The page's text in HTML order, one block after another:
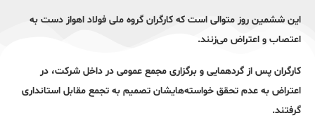
این ششمین روز متوالی است که کارگران گروه ملی فولاد اهواز دست به
اعتصاب و اعتراض می‌زنند.
کارگران پس از گردهمایی و برگزاری مجمع عمومی در داخل شرکت، در
اعتراض به عدم تحقق خواسته‌هایشان تصمیم به تجمع مقابل استانداری
گرفتند.